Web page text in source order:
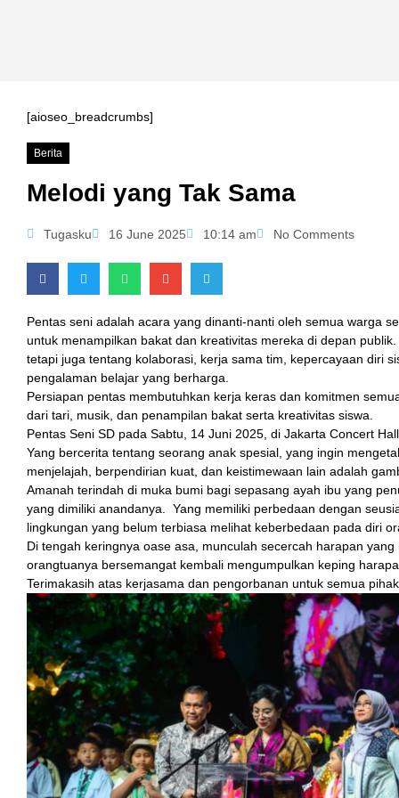
al
[aioseo_breadcrumbs]
Berita
Melodi yang Tak Sama
Tugasku 16 June 2025 10:14 am No Comments
Pentas seni adalah acara yang dinanti-nanti oleh semua warga
untuk menampilkan bakat dan kreativitas mereka di depan
tetapi juga tentang kolaborasi, kerja sama tim, kepercayaan diri
pengalaman belajar yang berharga.
Persiapan pentas membutuhkan kerja keras dan komitmen
dari tari, musik, dan penampilan bakat serta kreativitas siswa.
Pentas Seni SD pada Sabtu, 14 Juni 2025, di Jakarta Concert
Yang bercerita tentang seorang anak spesial, yang ingin
menjelajah, berpendirian kuat, dan keistimewaan lain adalah
Amanah terindah di muka bumi bagi sepasang ayah ibu yang
yang dimiliki anandanya. Yang memiliki perbedaan dengan
lingkungan yang belum terbiasa melihat keberbedaan pada diri
Di tengah keringnya oase asa, munculah secercah harapan
orangtuanya bersemangat kembali mengumpulkan keping
Terimakasih atas kerjasama dan pengorbanan untuk semua